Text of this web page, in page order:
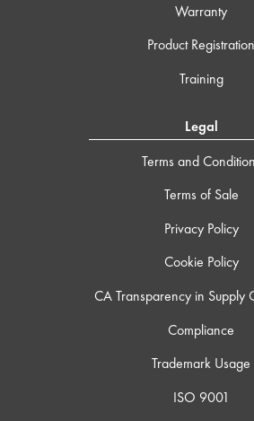
Warranty
Product Registration
Training
Legal
Terms and
Terms of Sale
Privacy Policy
Cookie Policy
CA Transparency in Supply
Compliance
Trademark Usage
ISO 9001